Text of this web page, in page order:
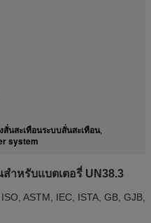
สั่นสะเทือนระบบสั่นสะเทือน,
system
ำหรับแบตเตอรี่ UN38.3
ASTM, IEC, ISTA, GB, GJB,